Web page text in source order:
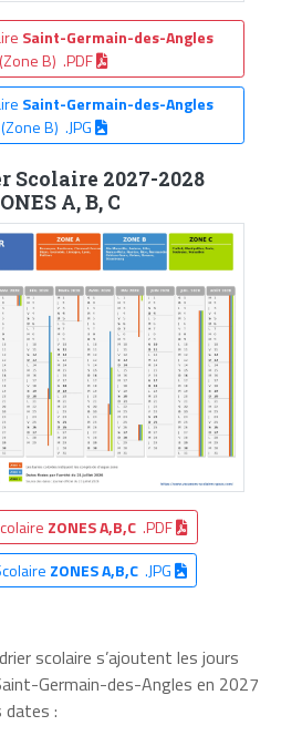
Saint-Germain-des-Angles
(Zone B) .PDF
Saint-Germain-des-Angles
(Zone B) .JPG
Scolaire 2027-2028
A, B, C
ZONES A,B,C .PDF
ZONES A,B,C.JPG
scolaire s’ajoutent les jours
Germain-des-Angles en 2027
: